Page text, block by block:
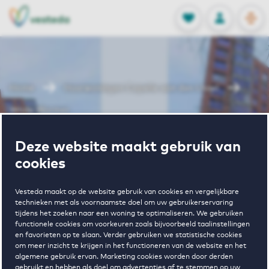
Deze website maakt gebruik van
cookies
Vesteda maakt op de website gebruik van cookies en vergelijkbare
technieken met als voornaamste doel om uw gebruikerservaring
tijdens het zoeken naar een woning te optimaliseren. We gebruiken
functionele cookies om voorkeuren zoals bijvoorbeeld taalinstellingen
en favorieten op te slaan. Verder gebruiken we statistische cookies
om meer inzicht te krijgen in het functioneren van de website en het
algemene gebruik ervan. Marketing cookies worden door derden
FAVORIETEN
Opgeslagen
INLOGGEN
NL
EN
Huurwoningen Capelle aan den IJssel
Wonen in
Wijde Wormer
Regelmatig beschikbaar